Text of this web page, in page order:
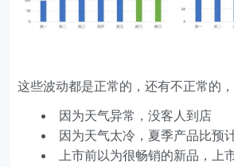
这些波动都是正常的，还有不正常的，
因为天气异常，没客人到店
因为天气太冷，夏季产品比预
上市前以为很畅销的新品，上